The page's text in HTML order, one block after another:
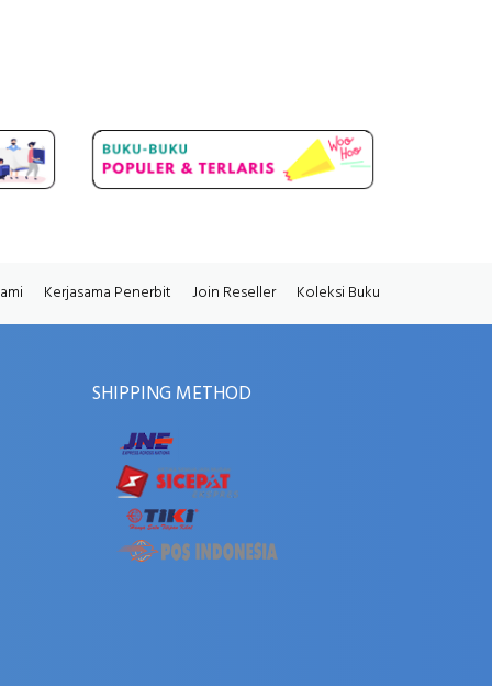
Kerjasama Penerbit Join Reseller Koleksi Buku
SHIPPING METHOD